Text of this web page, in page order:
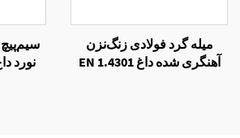
میله گرد فولادی زنگ‌نزن
آهنگری شده داغ EN 1.4301